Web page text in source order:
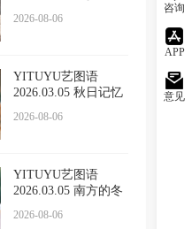
咨询
APP
意见
2026-08-06
YITUYU艺图语
2026.03.05 秋日记忆
2026-08-06
YITUYU艺图语
2026.03.05 南方的冬
2026-08-06